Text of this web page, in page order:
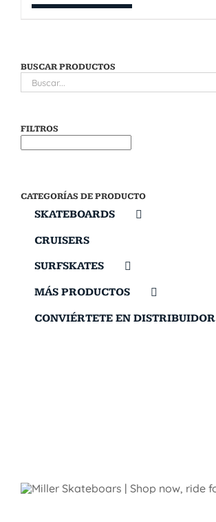
BUSCAR PRODUCTOS
FILTROS
CATEGORÍAS DE PRODUCTO
SKATEBOARDS
CRUISERS
SURFSKATES
MÁS PRODUCTOS
CONVIÉRTETE EN DISTRIBUIDOR